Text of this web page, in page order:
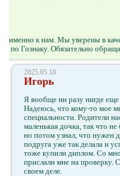
к нам. Мы уверены в
по Гознаку. Обязательно
2025.05.18
Игорь
Я вообще ни разу нигде еще
Надеюсь, что кому-то мое
специальности. Родители
маленькая дочка, так что
но потом узнал, что нужен
подруга уже так делала и
тоже купили диплом. Со
прислали мне на проверку.
своем деле.